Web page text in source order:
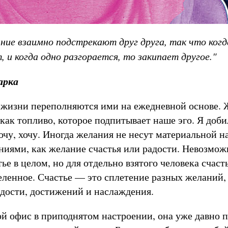
взаимно подстрекают друг друга, так что
когда одно разгорается, то закипает другое."
переполняются ими на ежедневной основе.
топливо, которое подпитывает наше эго. Я
хочу. Иногда желания не несут материальной
как желание счастья или радости.
в целом, но для отдельно взятого человека
Счастье — это сплетение разных
достижений и наслаждения.
офис в приподнятом настроении, она уже давно